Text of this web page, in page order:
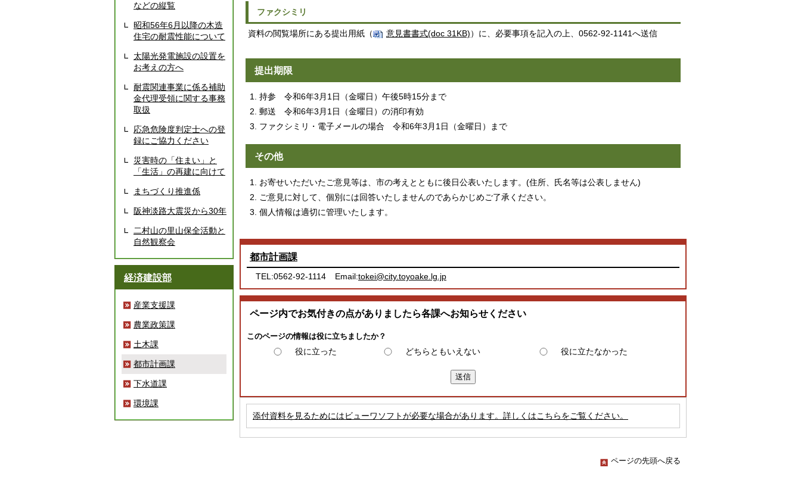
などの縦覧
昭和56年6月以降の木造
住宅の耐震性能について
太陽光発電施設の設置を
お考えの方へ
耐震関連事業に係る補助
金代理受領に関する事務
取扱
応急危険度判定士への登
録にご協力ください
災害時の「住まい」と
「生活」の再建に向けて
まちづくり推進係
阪神淡路大震災から30年
二村山の里山保全活動と
自然観察会
経済建設部
産業支援課
農業政策課
土木課
都市計画課
下水道課
環境課
ファクシミリ
資料の閲覧場所にある提出用紙（ 意見書書式(doc 31KB)）に、必要事項を記入の上、0562-92-1141へ送信
提出期限
持参 令和6年3月1日（金曜日）午後5時15分まで
郵送 令和6年3月1日（金曜日）の消印有効
ファクシミリ・電子メールの場合 令和6年3月1日（金曜日）まで
その他
お寄せいただいたご意見等は、市の考えとともに後日公表いたします。(住所、氏名等は公表しません)
ご意見に対して、個別には回答いたしませんのであらかじめご了承ください。
個人情報は適切に管理いたします。
都市計画課
TEL:0562-92-1114 Email:tokei@city.toyoake.lg.jp
ページ内でお気付きの点がありましたら各課へお知らせください
このページの情報は役に立ちましたか？
役に立った どちらともいえない 役に立たなかった
添付資料を見るためにはビューワソフトが必要な場合があります。詳しくはこちらをご覧ください。
ページの先頭へ戻る